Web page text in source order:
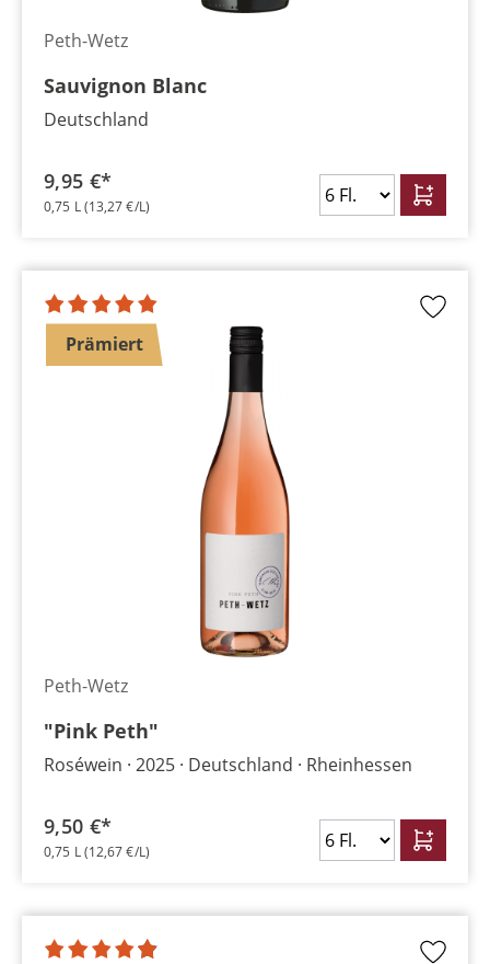
Peth-Wetz
Sauvignon Blanc
Deutschland
9,95 €*
0,75 L(13,27 €/L)
Prämiert
Peth-Wetz
"Pink Peth"
Roséwein 2025 Deutschland Rheinhessen
9,50 €*
0,75 L(12,67 €/L)